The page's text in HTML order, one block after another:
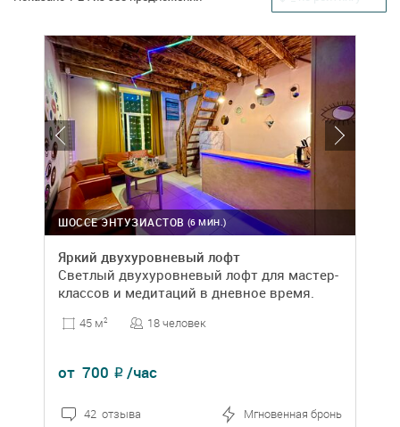
(6 МИН.)
ШОССЕ ЭНТУЗИАСТОВ
Яркий двухуровневый лофт
Светлый двухуровневый лофт для мастер-
классов и медитаций в дневное время.
45 м2 18 человек
от 700 ₽ /час
42 отзыва Мгновенная бронь